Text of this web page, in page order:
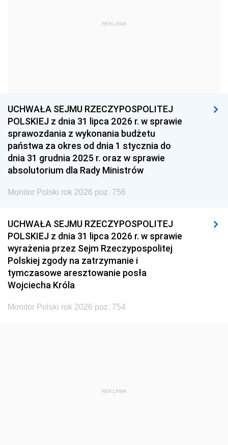
1959
1939 1938 1937
1936 1930
REKLAMA
UCHWAŁA SEJMU RZECZYPOSPOLITEJ
POLSKIEJ z dnia 31 lipca 2026 r. w sprawie
sprawozdania z wykonania budżetu
państwa za okres od dnia 1 stycznia do
dnia 31 grudnia 2025 r. oraz w sprawie
absolutorium dla Rady Ministrów
Monitor Polski rok 2026 poz. 756
UCHWAŁA SEJMU RZECZYPOSPOLITEJ
POLSKIEJ z dnia 31 lipca 2026 r. w sprawie
wyrażenia przez Sejm Rzeczypospolitej
Polskiej zgody na zatrzymanie i
tymczasowe aresztowanie posła
Wojciecha Króla
Monitor Polski rok 2026 poz. 754
REKLAMA